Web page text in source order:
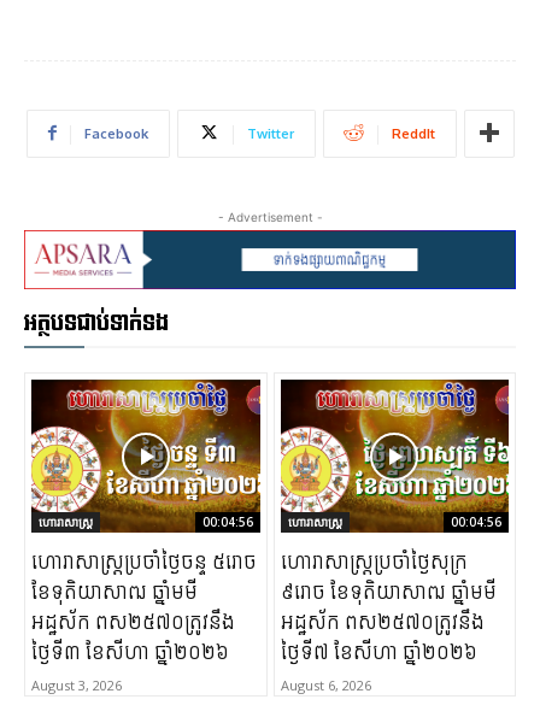
Facebook Twitter ReddIt
- Advertisement -
អត្ថបទជាប់ទាក់ទង
ហោរាសាស្ត្រ 00:04:56
ហោរាសាស្រ្តប្រចាំថ្ងៃចន្ទ ៥រោច
ខែទុតិយាសាឍ ឆ្នាំមមី
អដ្ឋស័ក ពស២៥៧០ត្រូវនឹង
ថ្ងៃទី៣ ខែសីហា ឆ្នាំ២០២៦
August 3, 2026
ហោរាសាស្ត្រ 00:04:56
ហោរាសាស្រ្តប្រចាំថ្ងៃសុក្រ
៩រោច ខែទុតិយាសាឍ ឆ្នាំមមី
អដ្ឋស័ក ពស២៥៧០ត្រូវនឹង
ថ្ងៃទី៧ ខែសីហា ឆ្នាំ២០២៦
August 6, 2026